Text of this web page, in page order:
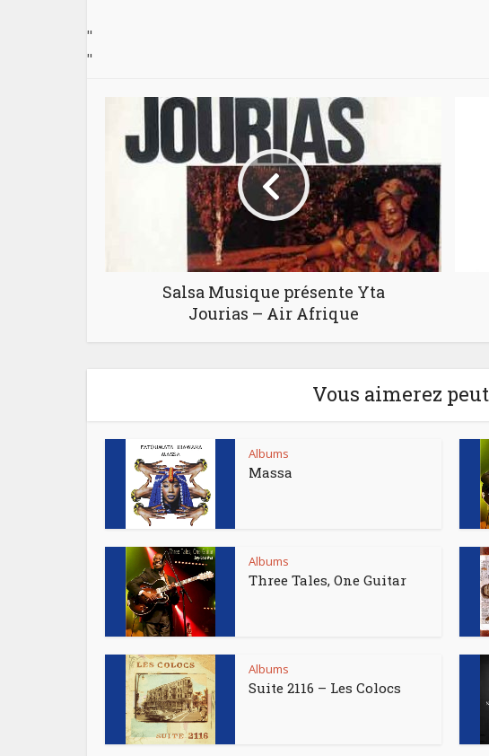
"
"
Salsa Musique présente Yta
Jourias – Air Afrique
Vous aimerez
Albums
Massa
Albums
Three Tales, One Guitar
Albums
Suite 2116 – Les Colocs